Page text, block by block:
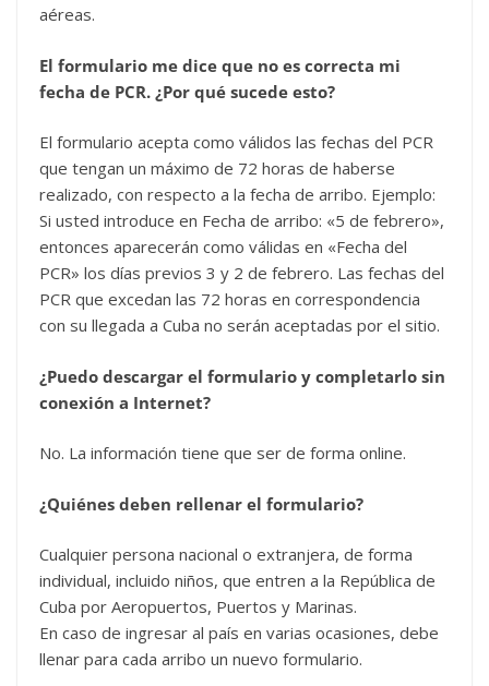
aéreas.
El formulario me dice que no es correcta mi
fecha de PCR. ¿Por qué sucede esto?
El formulario acepta como válidos las fechas del PCR
que tengan un máximo de 72 horas de haberse
realizado, con respecto a la fecha de arribo. Ejemplo:
Si usted introduce en Fecha de arribo: «5 de febrero»,
entonces aparecerán como válidas en «Fecha del
PCR» los días previos 3 y 2 de febrero. Las fechas del
PCR que excedan las 72 horas en correspondencia
con su llegada a Cuba no serán aceptadas por el sitio.
¿Puedo descargar el formulario y completarlo sin
conexión a Internet?
No. La información tiene que ser de forma online.
¿Quiénes deben rellenar el formulario?
Cualquier persona nacional o extranjera, de forma
individual, incluido niños, que entren a la República de
Cuba por Aeropuertos, Puertos y Marinas.
En caso de ingresar al país en varias ocasiones, debe
llenar para cada arribo un nuevo formulario.